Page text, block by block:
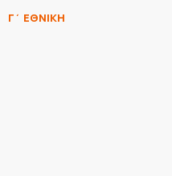
Γ΄ ΕΘΝΙΚΗ